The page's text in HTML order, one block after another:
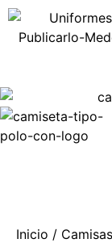
Inicio /